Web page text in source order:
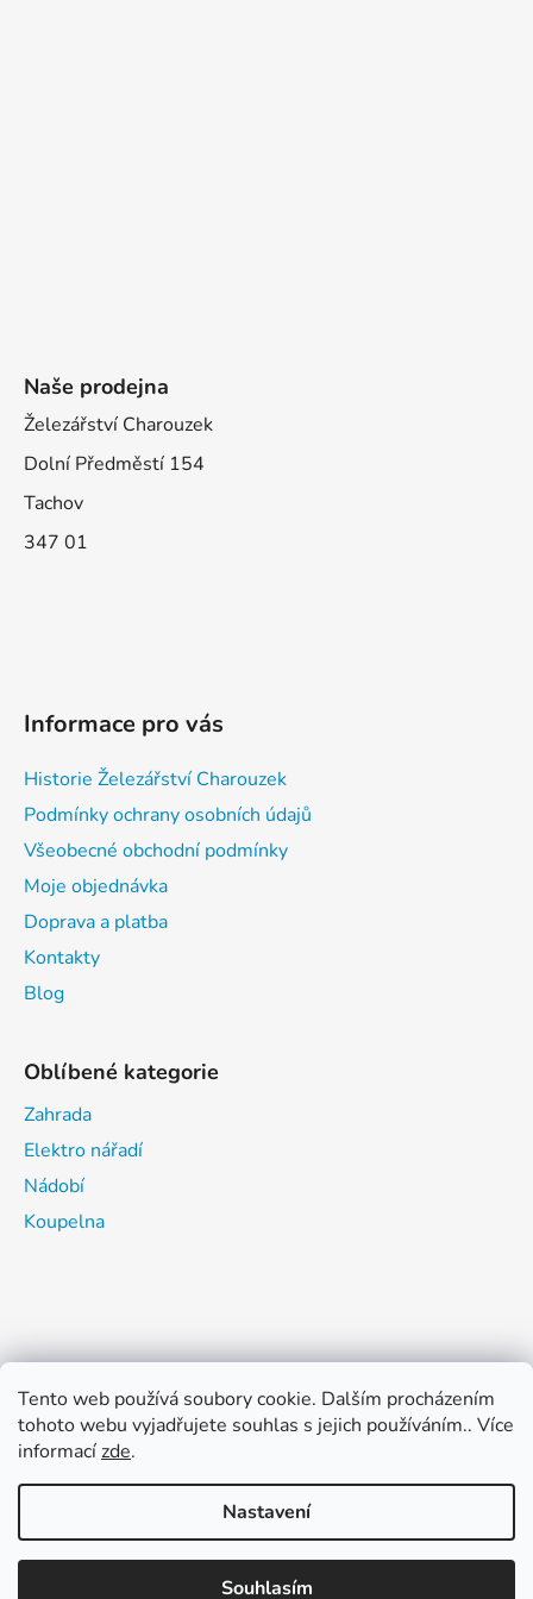
Tento web používá soubory cookie. Dalším procházením
tohoto webu vyjadřujete souhlas s jejich používáním.. Více
informacízde.
Nastavení
Souhlasím
Naše prodejna
Železářství Charouzek
Dolní Předměstí 154
Tachov
347 01
Informace pro vás
Historie Železářství Charouzek
Podmínky ochrany osobních údajů
Všeobecné obchodní podmínky
Moje objednávka
Doprava a platba
Kontakty
Blog
Oblíbené kategorie
Zahrada
Elektro nářadí
Nádobí
Koupelna
Vytvořil Shoptet